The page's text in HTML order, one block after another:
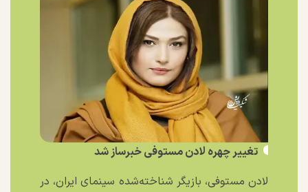
تغییر چهره لادن مستوفی خبرساز شد
لادن مستوفی، بازیگر شناخته‌شده سینمای ایران، در